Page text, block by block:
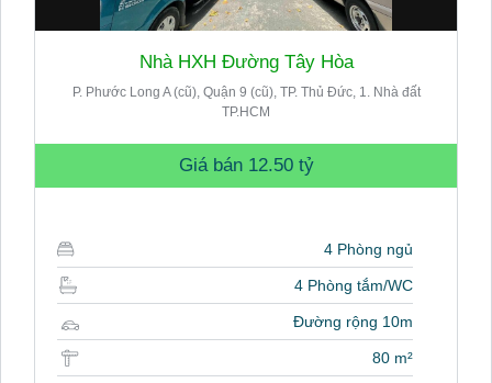
Nhà HXH Đường Tây Hòa
P. Phước Long A (cũ), Quận 9 (cũ), TP. Thủ Đức, 1. Nhà đất
TP.HCM
Giá bán 12.50 tỷ
4 Phòng ngủ
4 Phòng tắm/WC
Đường rộng 10m
80 m²